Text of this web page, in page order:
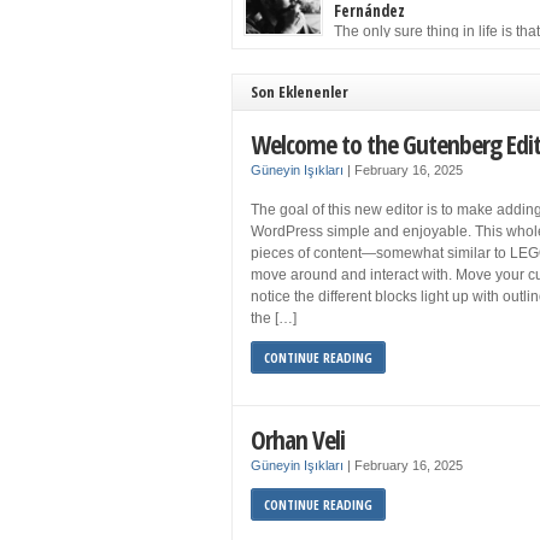
to solution may well be to get more sleep but
you get your 8 hours a night and still feel
Fernández
The only sure thing in life is that
sooner rather than later the leader of the
Revolution would succumb to that most strict
ways by the […]
Son Eklenenler
Welcome to the Gutenberg
Güneyin Işıkları February 16, 2025
The goal of this new editor is to make
WordPress simple and enjoyable. This
pieces of content—somewhat similar to
move around and interact with. Move your
notice the different blocks light up with
the […]
CONTINUE READING
Orhan Veli
Güneyin Işıkları February 16, 2025
CONTINUE READING